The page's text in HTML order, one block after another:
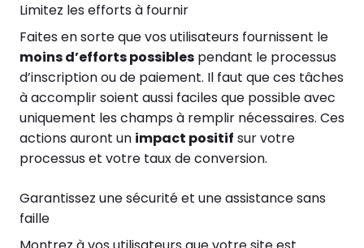
Limitez les efforts à fournir
Faites en sorte que vos utilisateurs fournissent le
moins d’efforts possibles pendant le processus
d’inscription ou de paiement. Il faut que ces tâches
à accomplir soient aussi faciles que possible avec
uniquement les champs à remplir nécessaires. Ces
actions auront un impact positif sur votre
processus et votre taux de conversion.
Garantissez une sécurité et une assistance sans
faille